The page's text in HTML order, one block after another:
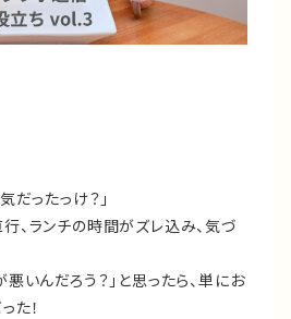
だったっけ？」
、ランチの時間がズレ込み、気づ
いんだろう？」と思ったら、単にお
た！